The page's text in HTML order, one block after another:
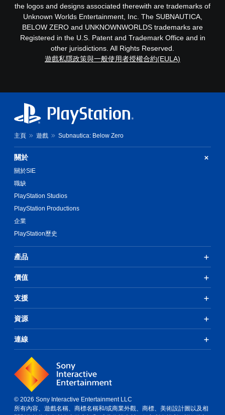
the logos and designs associated therewith are trademarks of
Unknown Worlds Entertainment, Inc. The SUBNAUTICA,
BELOW ZERO and UNKNOWNWORLDS trademarks are
Registered in the U.S. Patent and Trademark Office and in
other jurisdictions. All Rights Reserved.
遊戲私隱政策與一般使用者授權合約(EULA)
主頁 遊戲 Subnautica: Below Zero
關於
關於SIE
職缺
PlayStation Studios
PlayStation Productions
企業
PlayStation歷史
產品
價值
支援
資源
連線
© 2026 Sony Interactive Entertainment LLC
所有內容、遊戲名稱、商標名稱和/或商業外觀、商標、美術設計圖以及相